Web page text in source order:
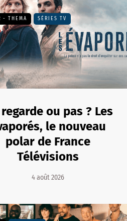
- THEMA SÉRIES TV
ou pas ? Les
le nouveau
polar de France
Télévisions
4 août 2026